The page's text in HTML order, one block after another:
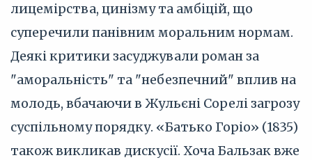
лицемірства, цинізму та амбіцій, що
суперечили панівним моральним нормам.
Деякі критики засуджували роман за
"аморальність" та "небезпечний" вплив на
молодь, вбачаючи в Жульєні Сорелі загрозу
суспільному порядку. «Батько Горіо» (1835)
також викликав дискусії. Хоча Бальзак вже